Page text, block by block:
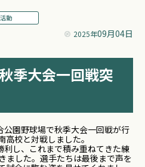
動
2025年09月04日
季大会一回戦突
園野球場で秋季大会一回戦が行
校と対戦しました。
し、これまで積み重ねてきた練
ました。選手たちは最後まで声を